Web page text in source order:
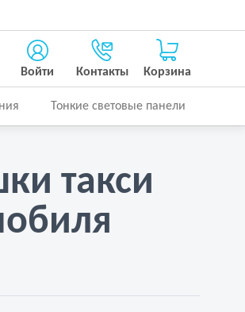
Войти Контакты Корзина
Тонкие световые панели
такси